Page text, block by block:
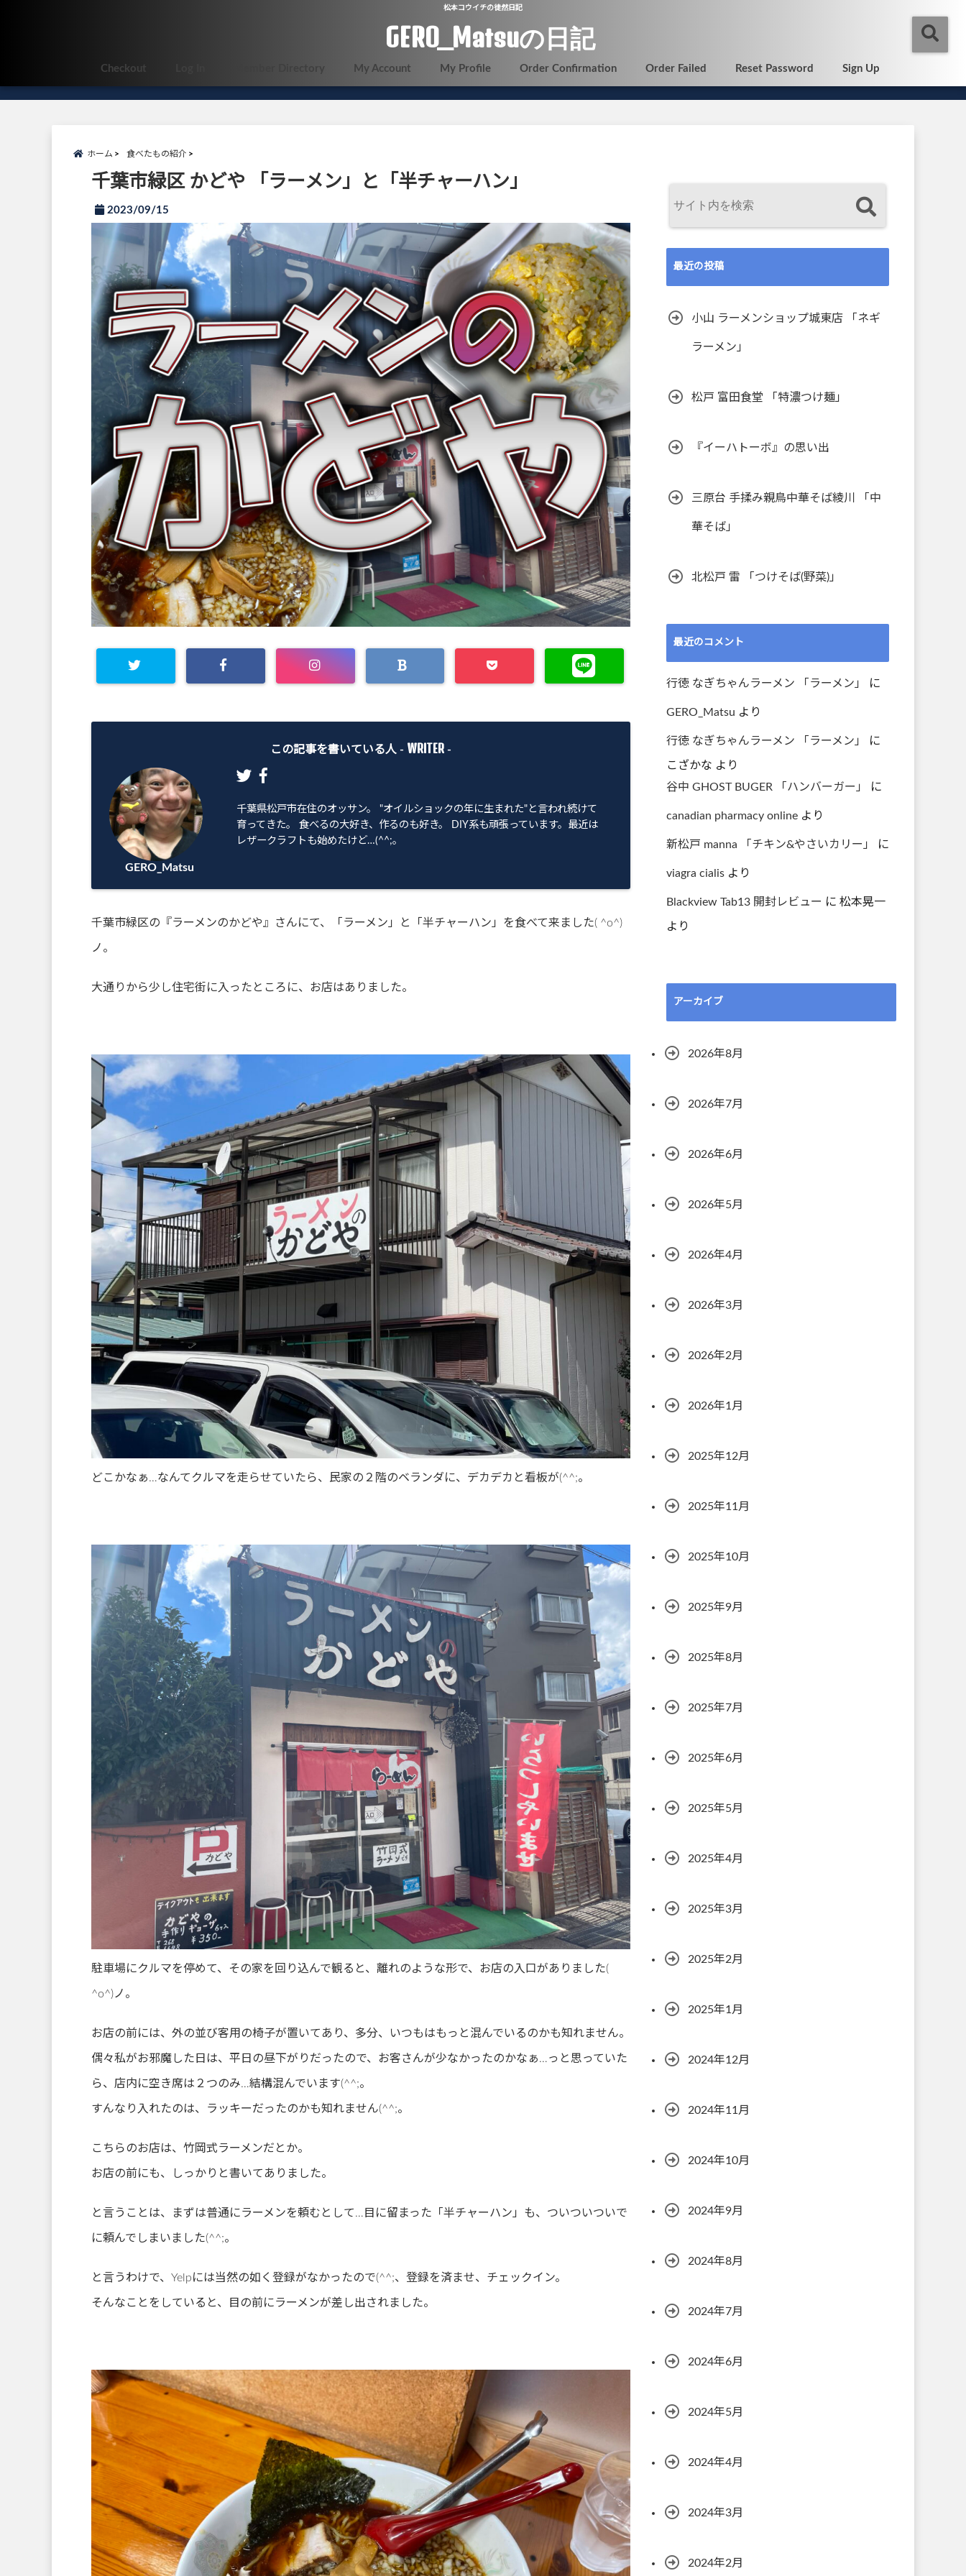
松本コウイチの徒然日記
GERO_Matsuの日記
Checkout My Account My Profile Order Confirmation Order Failed Reset Password Sign Up
ホーム 食べたもの紹介
千葉市緑区 かどや 「ラーメン」と「半チャーハン」
2023/09/15
/home/geromatsu/gero-
matsu.net/public_html/wp
-content/plugins/sns-
count-cache/sns-count-
この記事を書いている人 - WRITER -
GERO_Matsu
千葉県松戸市在住のオッサン。 "オイルショックの年に生まれた"と言われ続けて
育ってきた。 食べるの大好き、作るのも好き。 DIY系も頑張っています。最近は
レザークラフトも始めたけど…(^^;。
千葉市緑区の『ラーメンのかどや』さんにて、「ラーメン」と「半チャーハン」を食べて来ました( ^o^)
ノ。
大通りから少し住宅街に入ったところに、お店はありました。
どこかなぁ…なんてクルマを走らせていたら、民家の２階のベランダに、デカデカと看板が(^^;。
駐車場にクルマを停めて、その家を回り込んで観ると、離れのような形で、お店の入口がありました(
^o^)ノ。
お店の前には、外の並び客用の椅子が置いてあり、多分、いつもはもっと混んでいるのかも知れません。
偶々私がお邪魔した日は、平日の昼下がりだったので、お客さんが少なかったのかなぁ…っと思っていた
ら、店内に空き席は２つのみ…結構混んでいます(^^;。
すんなり入れたのは、ラッキーだったのかも知れません(^^;。
こちらのお店は、竹岡式ラーメンだとか。
お店の前にも、しっかりと書いてありました。
と言うことは、まずは普通にラーメンを頼むとして…目に留まった「半チャーハン」も、ついついついで
に頼んでしまいました(^^;。
と言うわけで、Yelpには当然の如く登録がなかったので(^^;、登録を済ませ、チェックイン。
そんなことをしていると、目の前にラーメンが差し出されました。
最近の投稿
小山 ラーメンショップ城東店 「ネギ
ラーメン」
松戸 富田食堂 「特濃つけ麺」
『イーハトーボ』の思い出
三原台 手揉み親鳥中華そば綾川 「中
華そば」
北松戸 雷 「つけそば(野菜)」
最近のコメント
行徳 なぎちゃんラーメン 「ラーメン」 に
GERO_Matsu より
行徳 なぎちゃんラーメン 「ラーメン」 に
こざかな より
谷中 GHOST BUGER 「ハンバーガー」
に
canadian pharmacy online より
新松戸 manna 「チキン&やさいカリー」 に
viagra cialis より
Blackview Tab13 開封レビュー に 松本晃一
より
アーカイブ
2026年8月
2026年7月
2026年6月
2026年5月
2026年4月
2026年3月
2026年2月
2026年1月
2025年12月
2025年11月
2025年10月
2025年9月
2025年8月
2025年7月
2025年6月
2025年5月
2025年4月
2025年3月
2025年2月
2025年1月
2024年12月
2024年11月
2024年10月
2024年9月
2024年8月
2024年7月
2024年6月
2024年5月
2024年4月
2024年3月
2024年2月